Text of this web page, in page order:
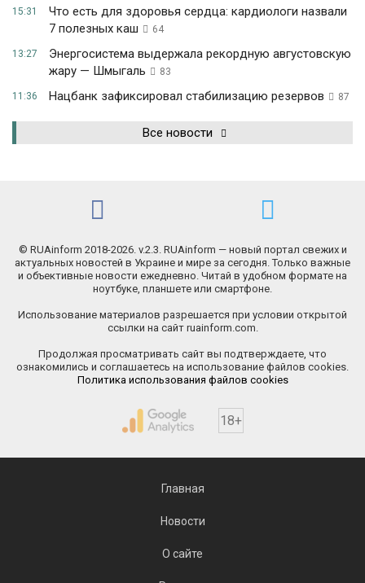
15:31
Что есть для здоровья сердца: кардиологи назвали
7 полезных каш
64
13:27
Энергосистема выдержала рекордную августовскую
жару — Шмыгаль
83
11:36 Нацбанк зафиксировал стабилизацию резервов 87
Все новости
© RUAinform 2018-2026. v.2.3. RUAinform — новый портал свежих и
актуальных новостей в Украине и мире за сегодня. Только важные
и объективные новости ежедневно. Читай в удобном формате на
ноутбуке, планшете или смартфоне.
Использование материалов разрешается при условии открытой
ссылки на сайт ruainform.com.
Продолжая просматривать сайт вы подтверждаете, что
ознакомились и соглашаетесь на использование файлов cookies.
Политика использования файлов cookies
18+
Главная
Новости
О сайте